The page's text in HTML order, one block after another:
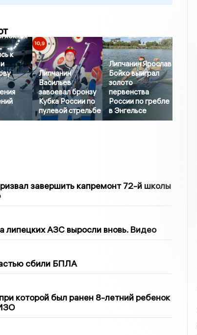
хоккея
к
Липчанин
Васильев
завоевал бронзу
Кубка России по
пулевой стрельбе
Липчанин Ярослав
Бойко выиграл
золото
первенства
России по гребле
в Энгельсе
завершить капремонт 72-й школы
липецких АЗС выросли вновь. Видео
сбили БПЛА
которой был ранен 8-летний ребенок